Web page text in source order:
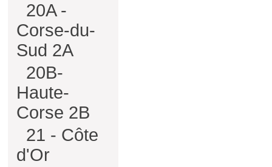
20A -
Corse-du-
Sud 2A
20B-
Haute-
Corse 2B
21 - Côte
d'Or